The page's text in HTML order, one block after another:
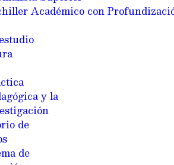
Académico con
y la
de
de